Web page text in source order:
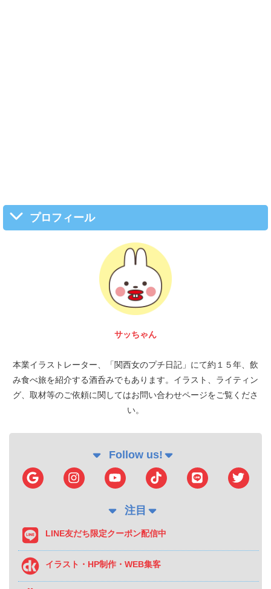
プロフィール
サッちゃん
本業イラストレーター、「関西女のプチ日記」にて約１５年、飲
み食べ旅を紹介する酒呑みでもあります。イラスト、ライティン
グ、取材等のご依頼に関してはお問い合わせページをご覧くださ
い。
Follow us!
注目
LINE友だち限定クーポン配信中
イラスト・HP制作・WEB集客